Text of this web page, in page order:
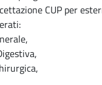
CUP per